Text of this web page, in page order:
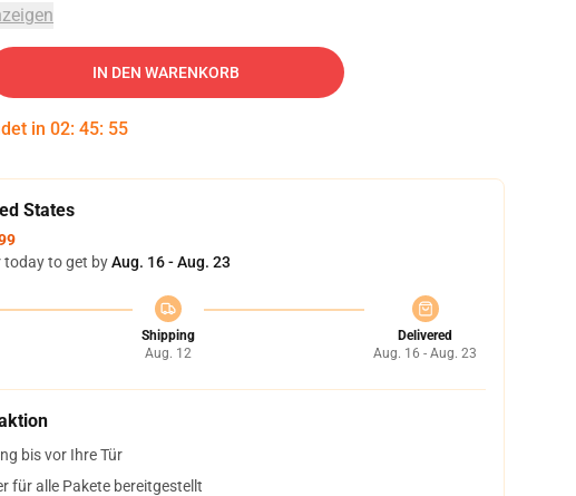
IN DEN WARENKORB
in 02: 45: 54
States
today to get byAug. 16 - Aug. 23
Shipping
Aug. 12
Delivered
Aug. 16 - Aug. 23
bis vor Ihre Tür
für alle Pakete bereitgestellt